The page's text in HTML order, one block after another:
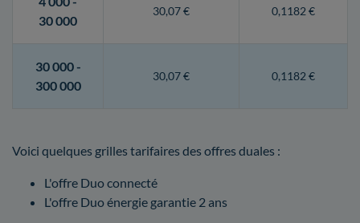
30 000
30,07 € 0,1182 €
30 000 -
300 000
30,07 € 0,1182 €
Voici quelques grilles tarifaires des offres duales :
L'offre Duo connecté
L'offre Duo énergie garantie 2 ans